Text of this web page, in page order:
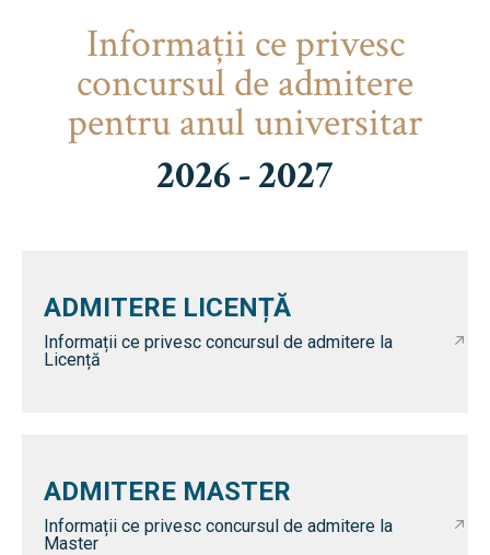
Informaţii ce privesc
concursul de admitere
pentru anul universitar
2026 - 2027
ADMITERE LICENȚĂ
Informații ce privesc concursul de admitere la
Licență
ADMITERE MASTER
Informații ce privesc concursul de admitere la
Master